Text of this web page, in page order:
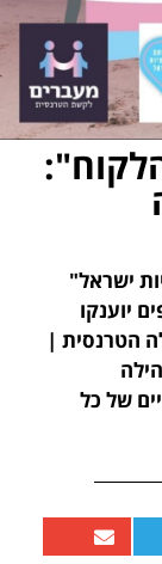
ישראל"
יוענקו
הטרנסית |
של כל